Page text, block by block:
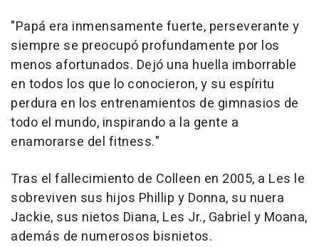
"Papá era inmensamente fuerte, perseverante y
siempre se preocupó profundamente por los
menos afortunados. Dejó una huella imborrable
en todos los que lo conocieron, y su espíritu
perdura en los entrenamientos de gimnasios de
todo el mundo, inspirando a la gente a
enamorarse del fitness."
Tras el fallecimiento de Colleen en 2005, a Les le
sobreviven sus hijos Phillip y Donna, su nuera
Jackie, sus nietos Diana, Les Jr., Gabriel y Moana,
además de numerosos bisnietos.